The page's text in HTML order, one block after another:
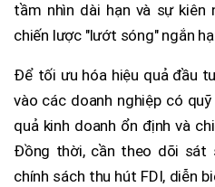
tầm nhìn dài hạn và sự kiên
chiến lược "lướt sóng" ngắn
Để tối ưu hóa hiệu quả đầu
vào các doanh nghiệp có
quả kinh doanh ổn định và
Đồng thời, cần theo dõi sát
chính sách thu hút FDI, diễn